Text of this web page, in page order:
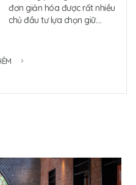
đơn giản hóa được rất nhiều
chủ đầu tư lựa chọn giữ....